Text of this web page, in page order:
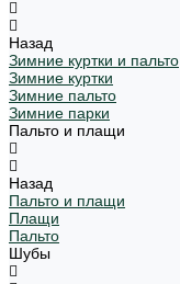
Назад
Зимние куртки и пальто
Зимние куртки
Зимние пальто
Зимние парки
Пальто и плащи
Назад
Пальто и плащи
Плащи
Пальто
Шубы